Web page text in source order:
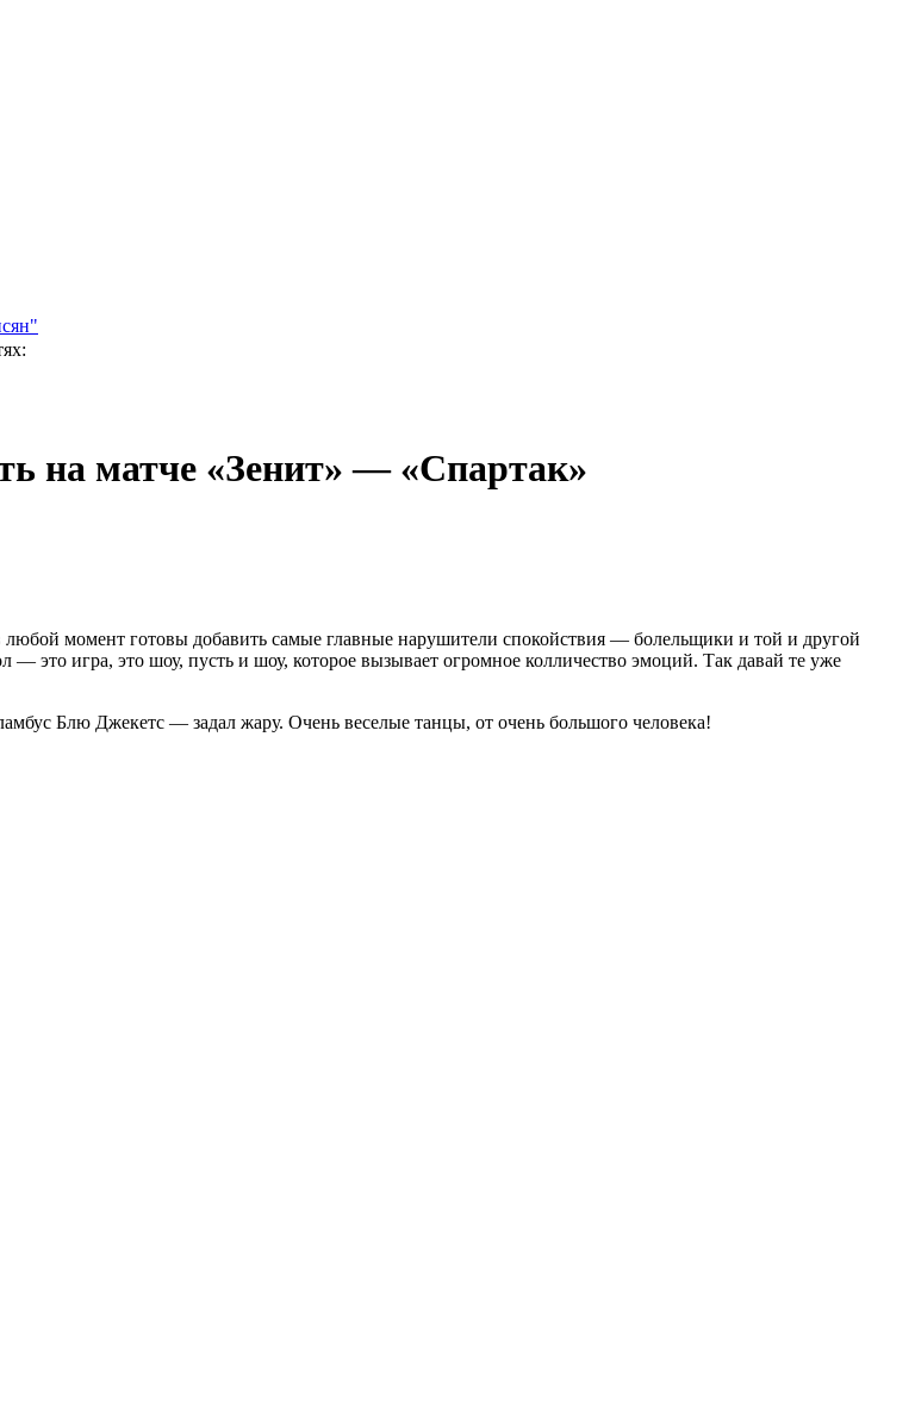
на матче «Зенит» — «Спартак»
момент готовы добавить самые главные нарушители спокойствия — болельщики и той и другой
это игра, это шоу, пусть и шоу, которое вызывает огромное колличество эмоций. Так давай те уже
Блю Джекетс — задал жару. Очень веселые танцы, от очень большого человека!